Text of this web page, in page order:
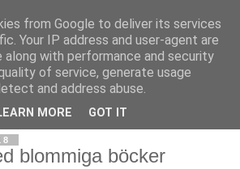
blommiga böcker
from Google to deliver its services
Your IP address and user-agent are
along with performance and security
of service, generate usage
and address abuse.
MORE GOT IT